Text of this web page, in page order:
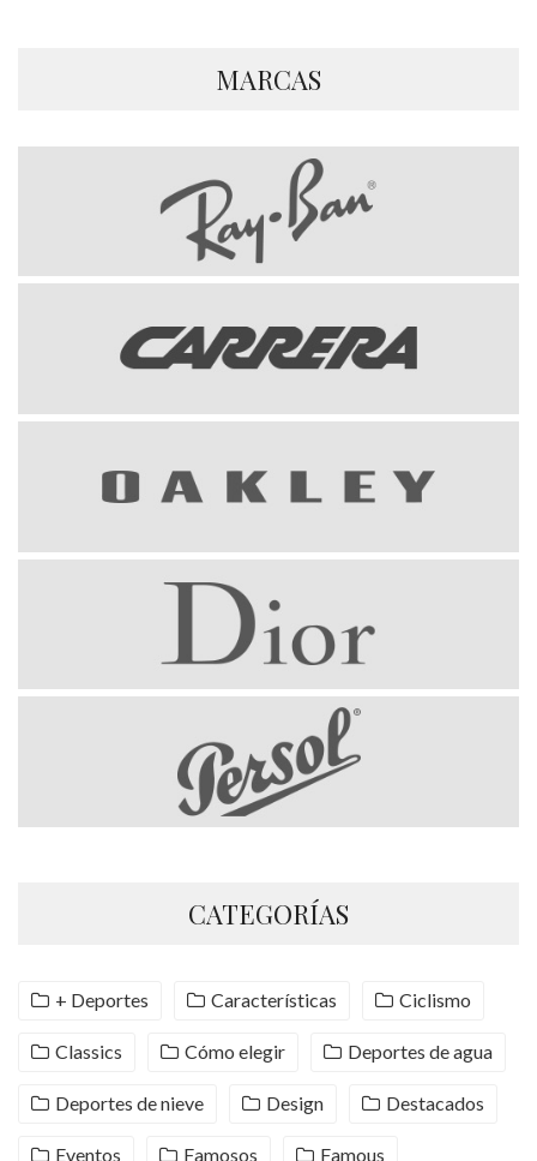
MARCAS
CATEGORÍAS
+ Deportes Características Ciclismo
Classics Cómo elegir Deportes de agua
Deportes de nieve Design Destacados
Eventos Famosos Famous